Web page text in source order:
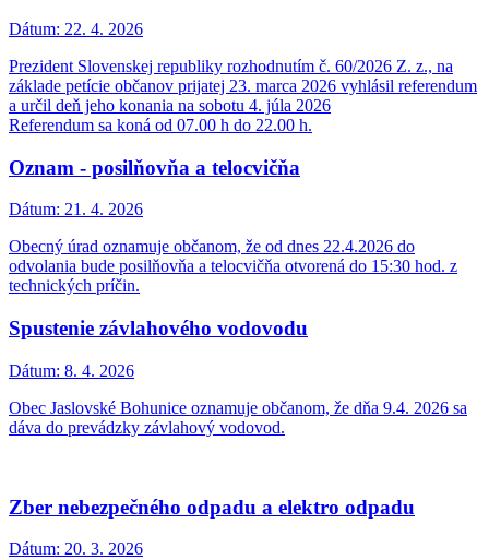
Dátum: 22. 4. 2026
Prezident Slovenskej republiky rozhodnutím č. 60/2026 Z. z., na
základe petície občanov prijatej 23. marca 2026 vyhlásil referendum
a určil deň jeho konania na sobotu 4. júla 2026
Referendum sa koná od 07.00 h do 22.00 h.
Oznam - posilňovňa a telocvičňa
Dátum: 21. 4. 2026
Obecný úrad oznamuje občanom, že od dnes 22.4.2026 do
odvolania bude posilňovňa a telocvičňa otvorená do 15:30 hod. z
technických príčin.
Spustenie závlahového vodovodu
Dátum: 8. 4. 2026
Obec Jaslovské Bohunice oznamuje občanom, že dňa 9.4. 2026 sa
dáva do prevádzky závlahový vodovod.
Zber nebezpečného odpadu a elektro odpadu
Dátum: 20. 3. 2026